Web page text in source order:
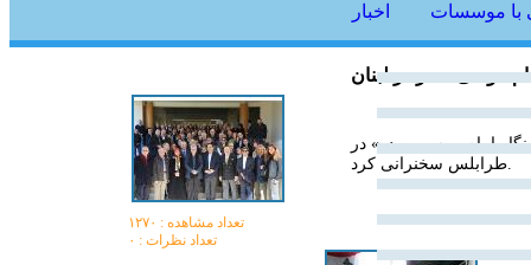
اخبار با موسسات
موسی صدر در لبنان
امام موسی صدر» در
طرابلس سخنرانی کرد.
تعداد مشاهده :‌ ۱۲۷۰
تعداد نظرات : ۰